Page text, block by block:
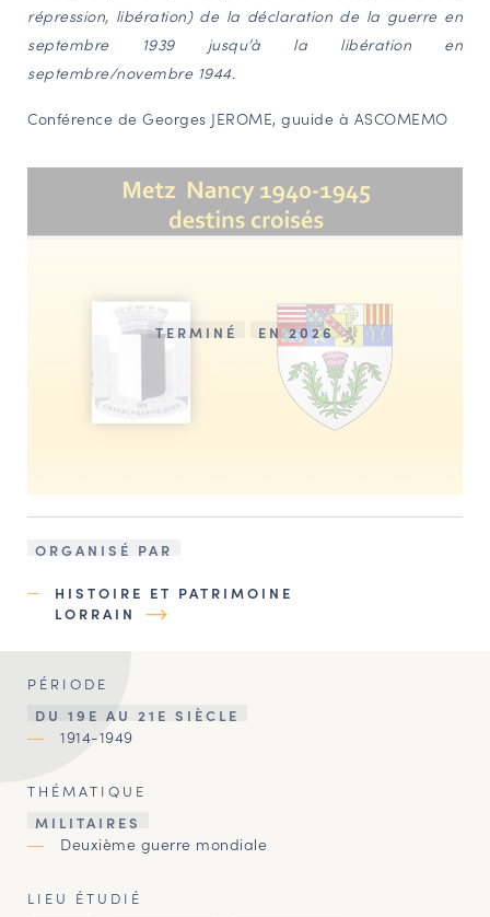
répression, libération) de la déclaration de la guerre en
septembre 1939 jusqu’à la libération en
septembre/novembre 1944.
Conférence de Georges JEROME, guuide à ASCOMEMO
TERMINÉ EN 2026
ORGANISÉ PAR
HISTOIRE ET PATRIMOINE
LORRAIN
PÉRIODE
DU 19E AU 21E SIÈCLE
1914-1949
THÉMATIQUE
MILITAIRES
Deuxième guerre mondiale
LIEU ÉTUDIÉ